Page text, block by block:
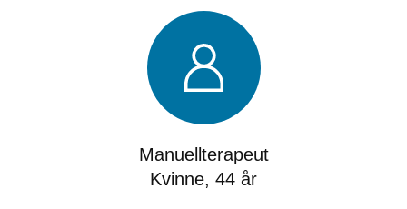
Manuellterapeut
Kvinne, 44 år